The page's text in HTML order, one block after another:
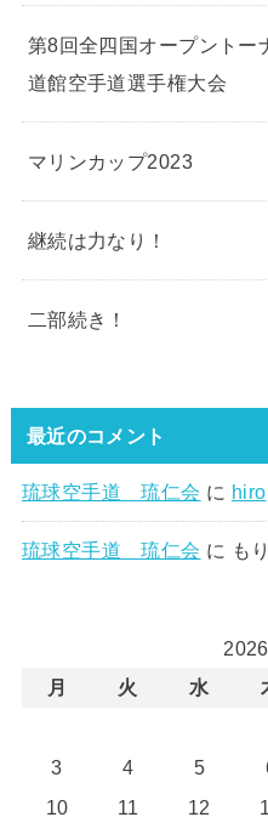
第8回全四国オープント
道館空手道選手権大会
マリンカップ2023
継続は力なり！
二部続き！
最近のコメント
琉球空手道 琉仁会 に hiro
琉球空手道 琉仁会 に もり
月
火 水
3
4 5
10
11 12